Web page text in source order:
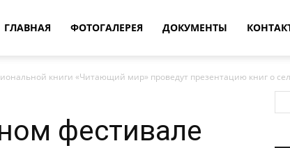
ГЛАВНАЯ ФОТОГАЛЕРЕЯ ДОКУМЕНТЫ
книги «Читающий мир» проведут презентацию книг о
фестивале